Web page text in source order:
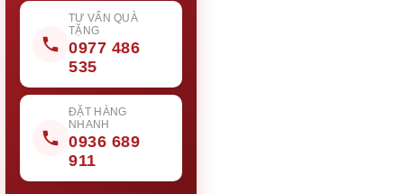
TƯ VẤN QUÀ
TẶNG
0977 486
535
ĐẶT HÀNG
NHANH
0936 689
911